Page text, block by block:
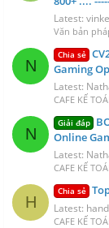
Latest:
Văn bản
N
Chia sẻ
Gaming
Latest:
CAFE KẾ
N
Giải đáp
Online
Latest:
CAFE KẾ
H
Chia sẻ
Latest:
CAFE KẾ